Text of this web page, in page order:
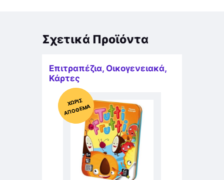
Σχετικά Προϊόντα
Επιτραπέζια, Οικογενειακά,
Κάρτες
Χ
ΩΡΊΣ
Α
Π
Ό
ΘΕ
ΜΑ